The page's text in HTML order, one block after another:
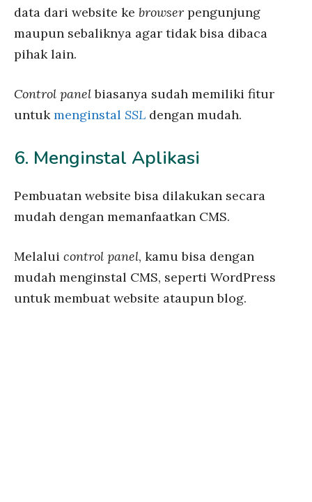
data dari website ke browser pengunjung
maupun sebaliknya agar tidak bisa dibaca
pihak lain.
Control panelbiasanya sudah memiliki fitur
untukmenginstal SSL dengan mudah.
6. Menginstal Aplikasi
Pembuatan website bisa dilakukan secara
mudah dengan memanfaatkan CMS.
Melalui control panel, kamu bisa dengan
mudah menginstal CMS, seperti WordPress
untuk membuat website ataupun blog.